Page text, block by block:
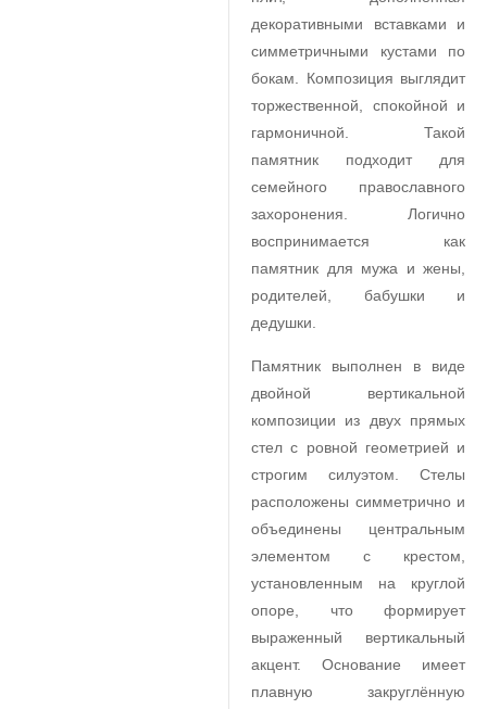
декоративными вставками и
симметричными кустами по
бокам. Композиция выглядит
торжественной, спокойной и
гармоничной. Такой
памятник подходит для
семейного православного
захоронения. Логично
воспринимается как
памятник для мужа и жены,
родителей, бабушки и
дедушки.
Памятник выполнен в виде
двойной вертикальной
композиции из двух прямых
стел с ровной геометрией и
строгим силуэтом. Стелы
расположены симметрично и
объединены центральным
элементом с крестом,
установленным на круглой
опоре, что формирует
выраженный вертикальный
акцент. Основание имеет
плавную закруглённую